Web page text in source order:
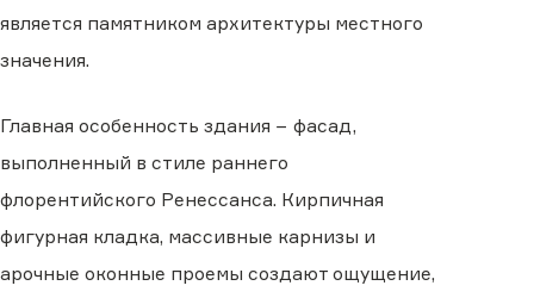
является памятником архитектуры местного
значения.
Главная особенность здания − фасад,
выполненный в стиле раннего
флорентийского Ренессанса. Кирпичная
фигурная кладка, массивные карнизы и
арочные оконные проемы создают ощущение,